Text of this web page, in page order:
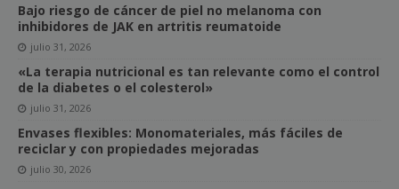
Bajo riesgo de cáncer de piel no melanoma con
inhibidores de JAK en artritis reumatoide
julio 31, 2026
«La terapia nutricional es tan relevante como el control
de la diabetes o el colesterol»
julio 31, 2026
Envases flexibles: Monomateriales, más fáciles de
reciclar y con propiedades mejoradas
julio 30, 2026